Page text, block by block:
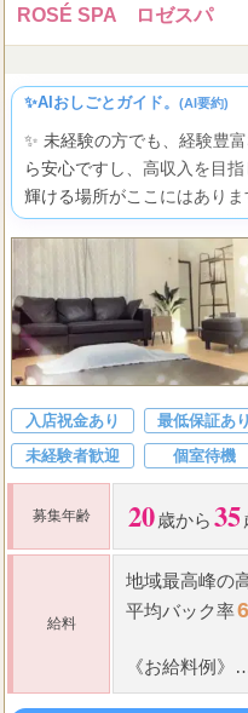
ROSÉ SPA ロゼスパ
✨AIおしごとガイド。 (AI要約)
✨ 未経験の方でも、経験豊
ら安心ですし、高収入を目
輝ける場所がここにはありま
入店祝金あり 最低保証あり
未経験者歓迎
個室待機
募集年齢 20歳から 35
給料
地域最高峰の
平均バック率
《お給料例》
90分コース